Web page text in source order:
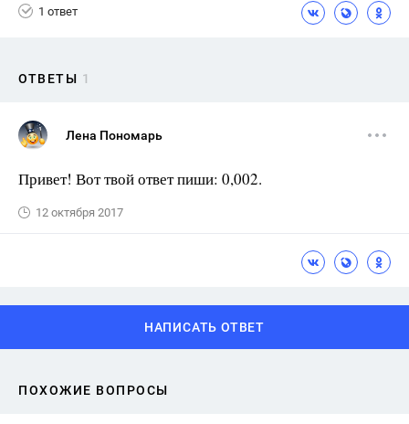
1 ответ
ОТВЕТЫ 1
Лена Пономарь
Привет! Вот твой ответ пиши: 0,002.
12 октября 2017
НАПИСАТЬ ОТВЕТ
ПОХОЖИЕ ВОПРОСЫ